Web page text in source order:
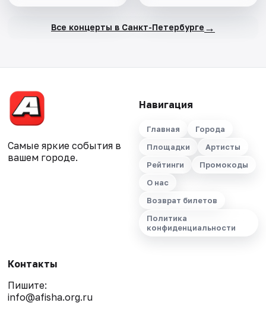
Все концерты в Санкт-Петербурге →
Самые яркие события в
вашем городе.
Навигация
Главная
Города
Площадки
Артисты
Рейтинги
Промокоды
О нас
Возврат билетов
Политика
конфиденциальности
Контакты
Пишите:
info@afisha.org.ru